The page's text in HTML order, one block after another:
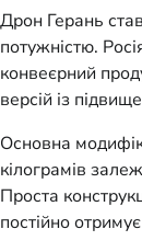
Дрон Герань
потужністю.
конвеєрний
версій із
Основна
кілограмів
Проста
постійно